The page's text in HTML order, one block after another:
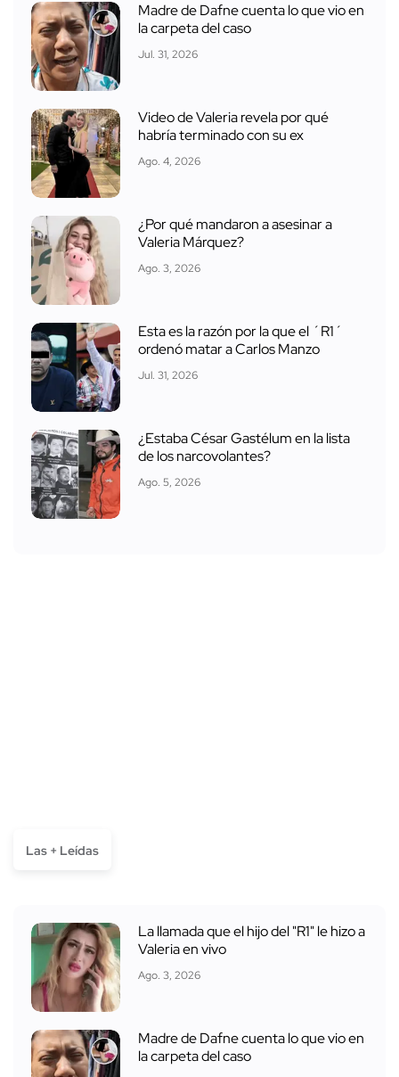
Madre de Dafne cuenta lo que vio en
la carpeta del caso
Jul. 31, 2026
Video de Valeria revela por qué
habría terminado con su ex
Ago. 4, 2026
¿Por qué mandaron a asesinar a
Valeria Márquez?
Ago. 3, 2026
Esta es la razón por la que el ´R1´
ordenó matar a Carlos Manzo
Jul. 31, 2026
¿Estaba César Gastélum en la lista
de los narcovolantes?
Ago. 5, 2026
Las + Leídas
La llamada que el hijo del "R1" le hizo a
Valeria en vivo
Ago. 3, 2026
Madre de Dafne cuenta lo que vio en
la carpeta del caso